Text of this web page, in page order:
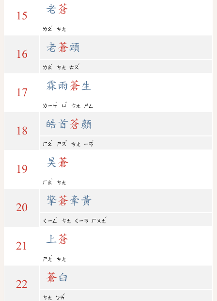
15
老蒼
ㄌㄠ
ˇ
ㄘㄤ
16
老蒼頭
ㄌㄠ
ˇ
ㄘㄤ ㄊㄡ
ˊ
17
霖雨 蒼 生
ㄌㄧㄣ
ˊ
ㄩ
ˇ
ㄘㄤ ㄕㄥ
18
皓首蒼顏
ㄏㄠ
ˋ
ㄕㄡ
ˇ
ㄘㄤ ㄧㄢ
ˊ
19
昊 蒼
ㄏㄠ
ˋ
ㄘㄤ
20
擎蒼牽黃
ㄑㄧㄥ
ˊ
ㄘㄤ ㄑㄧㄢ ㄏㄨㄤ
ˊ
21
上蒼
ㄕㄤ
ˋ
ㄘㄤ
22
蒼 白
ㄘㄤ ㄅㄞ
ˊ